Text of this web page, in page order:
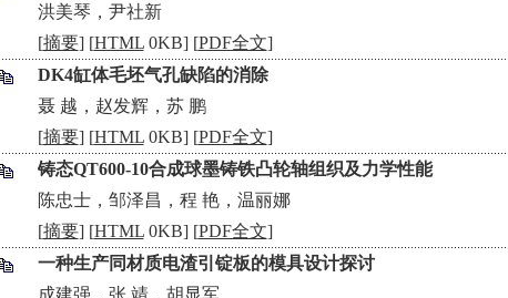
洪美琴，尹社新
[摘要] [HTML0KB] [PDF全文]
DK4缸体毛坯气孔缺陷的消除
聂 越，赵发辉，苏 鹏
[摘要] [HTML0KB] [PDF全文]
铸态QT600-10合成球墨铸铁凸轮轴组织及力学性能
陈忠士，邹泽昌，程 艳，温丽娜
[摘要] [HTML0KB] [PDF全文]
一种生产同材质电渣引锭板的模具设计探讨
成建强，张 靖，胡显军